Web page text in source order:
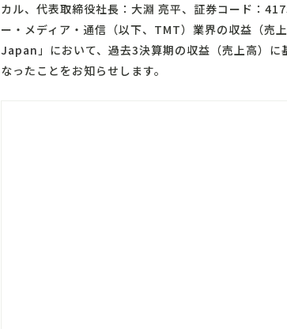
カル、代表取締役社長：大淵 亮平、証券コード：
ー・メディア・通信（以下、TMT）業界の収益（売
Japan」において、過去3決算期の収益（売上高）
なったことをお知らせします。